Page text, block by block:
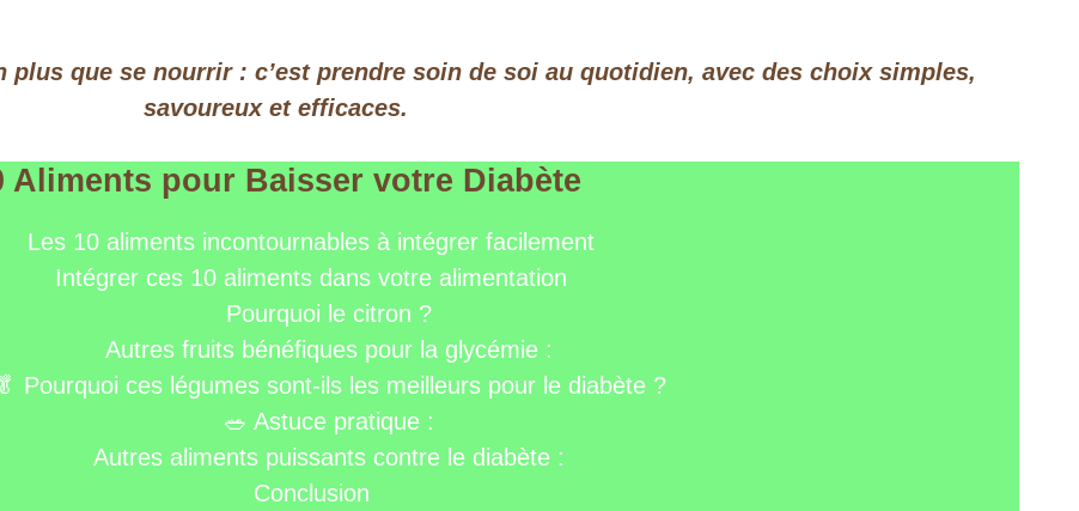
plus que se nourrir : c’est prendre soin de soi au quotidien, avec des choix simples,
savoureux et efficaces.
Aliments pour Baisser votre Diabète
Les 10 aliments incontournables à intégrer facilement
Intégrer ces 10 aliments dans votre alimentation
Pourquoi le citron ?
Autres fruits bénéfiques pour la glycémie :
🥬 Pourquoi ces légumes sont-ils les meilleurs pour le diabète ?
🥗 Astuce pratique :
Autres aliments puissants contre le diabète :
Conclusion